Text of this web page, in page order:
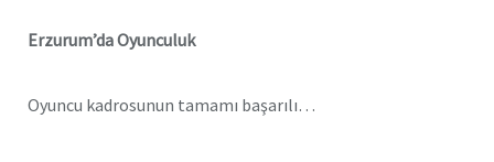
Erzurum’da Oyunculuk
Oyuncu kadrosunun tamamı başarılı…